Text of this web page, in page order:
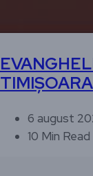
TIMIȘOARA
6 august
10 Min Read